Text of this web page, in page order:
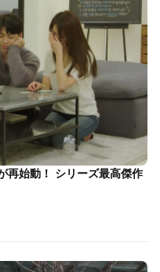
再始動！ シリーズ最高傑作